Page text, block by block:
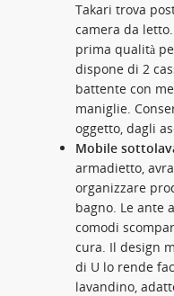
Takari trova
camera da
prima qualità
dispone di 2
battente con
maniglie.
oggetto, dagli
Mobile
armadietto,
organizzare
bagno. Le ante
comodi
cura. Il design
di U lo rende
lavandino,